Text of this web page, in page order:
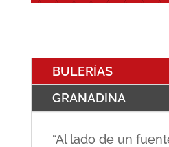
BULERÍAS
GRANADINA
“Al lado de un